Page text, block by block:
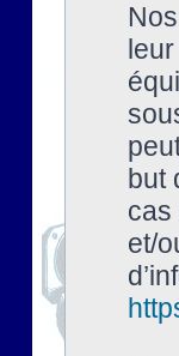
but
cas
et/